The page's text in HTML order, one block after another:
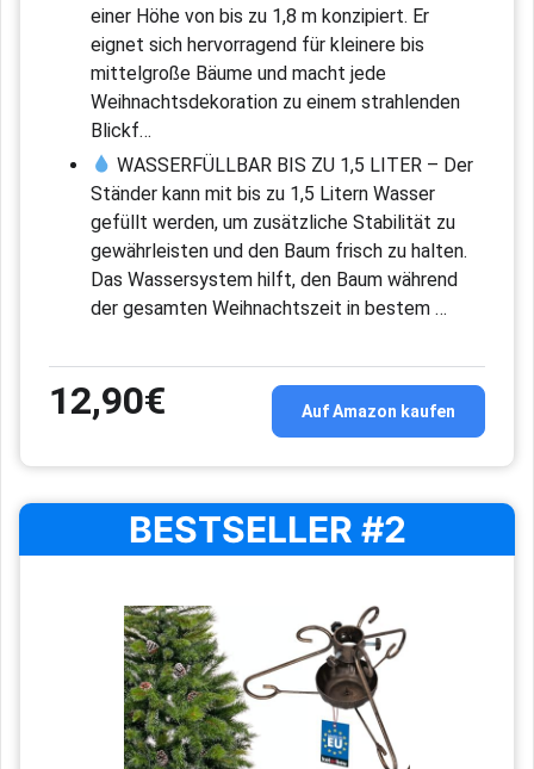
einer Höhe von bis zu 1,8 m konzipiert. Er
eignet sich hervorragend für kleinere bis
mittelgroße Bäume und macht jede
Weihnachtsdekoration zu einem strahlenden
Blickf…
WASSERFÜLLBAR BIS ZU 1,5 LITER – Der
Ständer kann mit bis zu 1,5 Litern Wasser
gefüllt werden, um zusätzliche Stabilität zu
gewährleisten und den Baum frisch zu halten.
Das Wassersystem hilft, den Baum während
der gesamten Weihnachtszeit in bestem …
12,90€ Auf Amazon kaufen
BESTSELLER #2